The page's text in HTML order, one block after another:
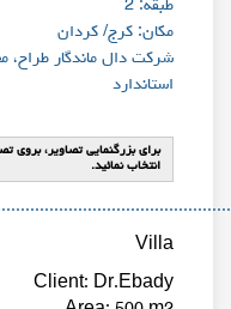
طبقه: 2
مکان: کرج/ کردان
شرکت دال ماندگار طراح،
استاندارد
انتخاب نمائید.
Villa
Client: Dr.Ebady